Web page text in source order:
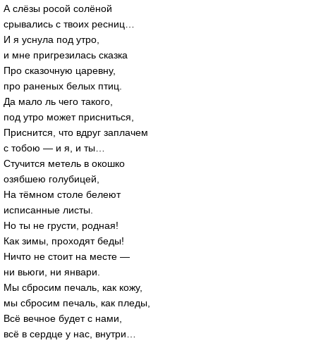
А слёзы росой солёной
срывались с твоих ресниц…
И я уснула под утро,
и мне пригрезилась сказка
Про сказочную царевну,
про раненых белых птиц.
Да мало ль чего такого,
под утро может присниться,
Приснится, что вдруг заплачем
с тобою — и я, и ты…
Стучится метель в окошко
озябшею голубицей,
На тёмном столе белеют
исписанные листы.
Но ты не грусти, родная!
Как зимы, проходят беды!
Ничто не стоит на месте —
ни вьюги, ни январи.
Мы сбросим печаль, как кожу,
мы сбросим печаль, как пледы,
Всё вечное будет с нами,
всё в сердце у нас, внутри…